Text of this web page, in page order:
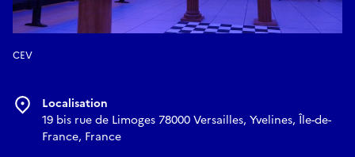
CEV
Localisation
19 bis rue de Limoges 78000 Versailles, Yvelines, Île-de-
France, France